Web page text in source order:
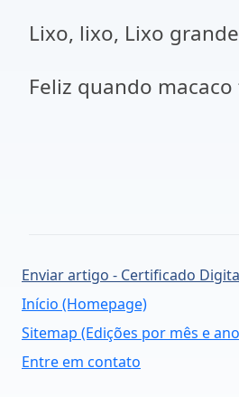
Lixo, lixo, Lixo
Feliz quando
Enviar artigo - Certificado
Início (Homepage)
Sitemap (Edições por mês e
Entre em contato